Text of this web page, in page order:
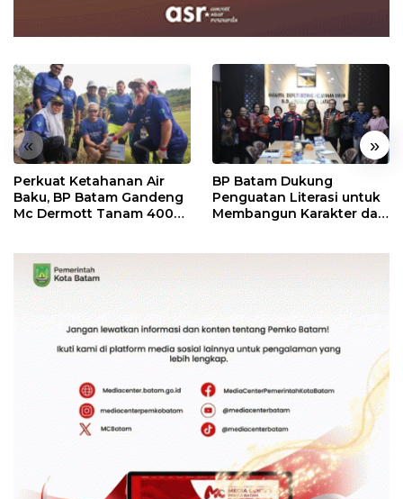
« »
Perkuat Ketahanan Air
Baku, BP Batam Gandeng
Mc Dermott Tanam 400
BP Batam Dukung
Penguatan Literasi untuk
Membangun Karakter dan